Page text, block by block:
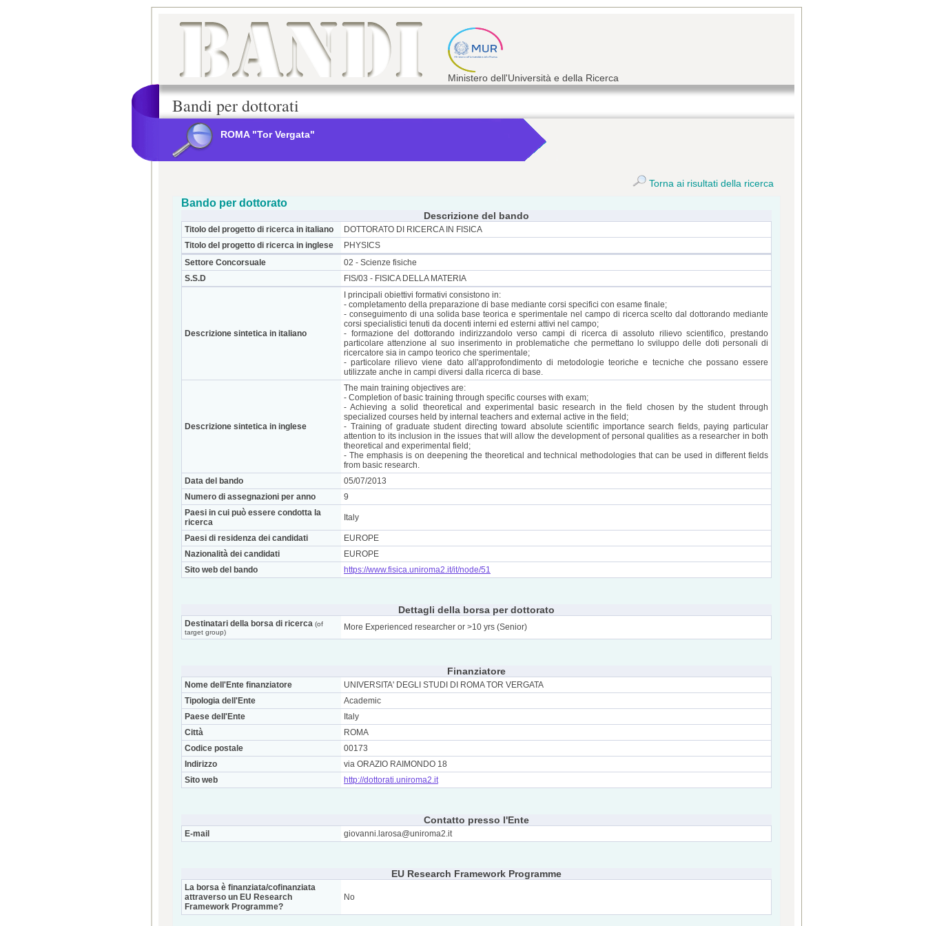
Ministero dell'Università e della Ricerca
Bandi per dottorati
ROMA "Tor Vergata"
Torna ai risultati della ricerca
Bando per dottorato
Descrizione del bando
Titolo del progetto di ricerca in italiano
DOTTORATO DI RICERCA IN FISICA
Titolo del progetto di ricerca in inglese
PHYSICS
Settore Concorsuale
02 - Scienze fisiche
S.S.D
FIS/03 - FISICA DELLA MATERIA
Descrizione sintetica in italiano
I principali obiettivi formativi consistono in:
- completamento della preparazione di base mediante corsi specifici con esame finale;
- conseguimento di una solida base teorica e sperimentale nel campo di ricerca scelto dal dottorando mediante
corsi specialistici tenuti da docenti interni ed esterni attivi nel campo;
- formazione del dottorando indirizzandolo verso campi di ricerca di assoluto rilievo scientifico, prestando
particolare attenzione al suo inserimento in problematiche che permettano lo sviluppo delle doti personali di
ricercatore sia in campo teorico che sperimentale;
- particolare rilievo viene dato all'approfondimento di metodologie teoriche e tecniche che possano essere
utilizzate anche in campi diversi dalla ricerca di base.
Descrizione sintetica in inglese
The main training objectives are:
- Completion of basic training through specific courses with exam;
- Achieving a solid theoretical and experimental basic research in the field chosen by the student through
specialized courses held by internal teachers and external active in the field;
- Training of graduate student directing toward absolute scientific importance search fields, paying particular
attention to its inclusion in the issues that will allow the development of personal qualities as a researcher in both
theoretical and experimental field;
- The emphasis is on deepening the theoretical and technical methodologies that can be used in different fields
from basic research.
Data del bando
05/07/2013
Numero di assegnazioni per anno
9
Paesi in cui può essere condotta la
ricerca
Italy
Paesi di residenza dei candidati
EUROPE
Nazionalità dei candidati
EUROPE
Sito web del bando
https://www.fisica.uniroma2.it/it/node/51
Dettagli della borsa per dottorato
Destinatari della borsa di ricerca (of
target group)
More Experienced researcher or >10 yrs (Senior)
Finanziatore
Nome dell'Ente finanziatore
UNIVERSITA' DEGLI STUDI DI ROMA TOR VERGATA
Tipologia dell'Ente
Academic
Paese dell'Ente
Italy
Città
ROMA
Codice postale
00173
Indirizzo
via ORAZIO RAIMONDO 18
Sito web
http://dottorati.uniroma2.it
Contatto presso l'Ente
E-mail giovanni.larosa@uniroma2.it
EU Research Framework Programme
La borsa è finanziata/cofinanziata
attraverso un EU Research
Framework Programme?
No